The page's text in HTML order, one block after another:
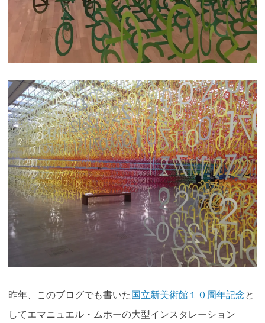
昨年、このブログでも書いた国立新美術館１０周年記念と
してエマニュエル・ムホーの大型インスタレーション